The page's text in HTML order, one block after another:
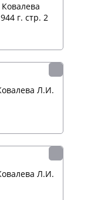
г. стр. 2
Л.И.
Л.И.